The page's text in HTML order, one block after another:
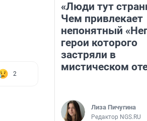
2
«Люди тут
Чем привлекает
непонятный
герои которого
застряли в
мистическом
Лиза Пичугина
Редактор NGS.RU